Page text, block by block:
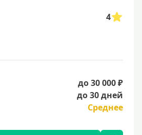
4
до 30 000 ₽
до 30 дней
Среднее